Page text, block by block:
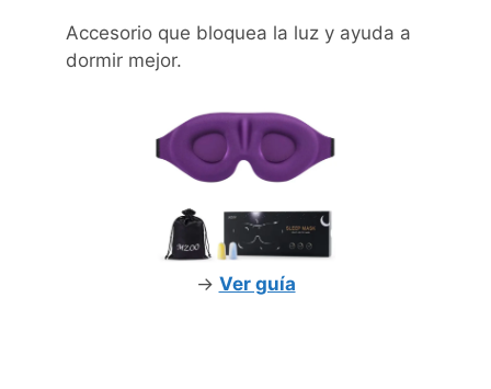
Accesorio que bloquea la luz y ayuda a
dormir mejor.
-> Ver guía